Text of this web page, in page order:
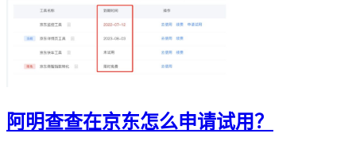
阿明查查在京东怎么申请试用？